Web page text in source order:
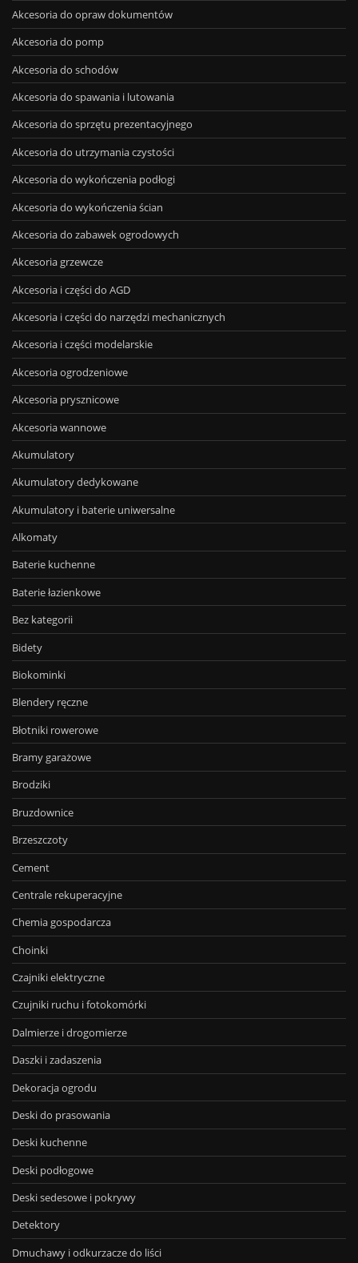
Akcesoria do opraw dokumentów
Akcesoria do pomp
Akcesoria do schodów
Akcesoria do spawania i lutowania
Akcesoria do sprzętu prezentacyjnego
Akcesoria do utrzymania czystości
Akcesoria do wykończenia podłogi
Akcesoria do wykończenia ścian
Akcesoria do zabawek ogrodowych
Akcesoria grzewcze
Akcesoria i części do AGD
Akcesoria i części do narzędzi mechanicznych
Akcesoria i części modelarskie
Akcesoria ogrodzeniowe
Akcesoria prysznicowe
Akcesoria wannowe
Akumulatory
Akumulatory dedykowane
Akumulatory i baterie uniwersalne
Alkomaty
Baterie kuchenne
Baterie łazienkowe
Bez kategorii
Bidety
Biokominki
Blendery ręczne
Błotniki rowerowe
Bramy garażowe
Brodziki
Bruzdownice
Brzeszczoty
Cement
Centrale rekuperacyjne
Chemia gospodarcza
Choinki
Czajniki elektryczne
Czujniki ruchu i fotokomórki
Dalmierze i drogomierze
Daszki i zadaszenia
Dekoracja ogrodu
Deski do prasowania
Deski kuchenne
Deski podłogowe
Deski sedesowe i pokrywy
Detektory
Dmuchawy i odkurzacze do liści